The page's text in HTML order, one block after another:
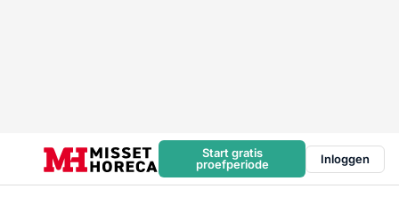
Start gratis
proefperiode
Inloggen